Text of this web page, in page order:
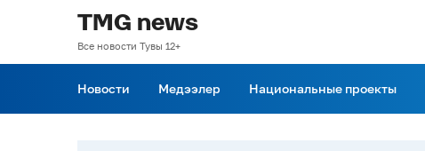
TMG news
Все новости Тувы 12+
Новости Медээлер Национальные проекты